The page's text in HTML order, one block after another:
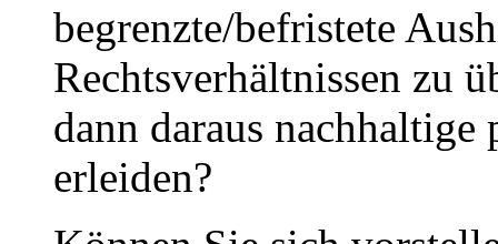
begrenzte/befristete
Rechtsverhältnissen zu
dann daraus
erleiden?